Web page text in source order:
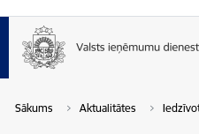
Sākums Aktualitātes